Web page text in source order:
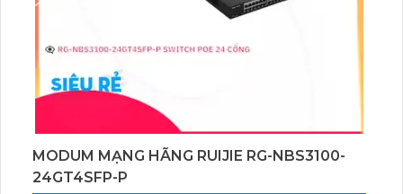
H.265+/H.265/H.264+/H.264.
MODUM MẠNG HÃNG RUIJIE RG-NBS3100-
24GT4SFP-P